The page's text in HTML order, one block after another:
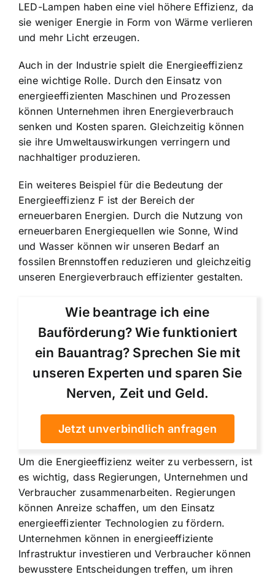
LED-Lampen haben eine viel höhere Effizienz, da
sie weniger Energie in Form von Wärme verlieren
und mehr Licht erzeugen.
Auch in der Industrie spielt die Energieeffizienz
eine wichtige Rolle. Durch den Einsatz von
energieeffizienten Maschinen und Prozessen
können Unternehmen ihren Energieverbrauch
senken und Kosten sparen. Gleichzeitig können
sie ihre Umweltauswirkungen verringern und
nachhaltiger produzieren.
Ein weiteres Beispiel für die Bedeutung der
Energieeffizienz F ist der Bereich der
erneuerbaren Energien. Durch die Nutzung von
erneuerbaren Energiequellen wie Sonne, Wind
und Wasser können wir unseren Bedarf an
fossilen Brennstoffen reduzieren und gleichzeitig
unseren Energieverbrauch effizienter gestalten.
Wie beantrage ich eine
Bauförderung? Wie funktioniert
ein Bauantrag? Sprechen Sie mit
unseren Experten und sparen Sie
Nerven, Zeit und Geld.
Jetzt unverbindlich anfragen
Um die Energieeffizienz weiter zu verbessern, ist
es wichtig, dass Regierungen, Unternehmen und
Verbraucher zusammenarbeiten. Regierungen
können Anreize schaffen, um den Einsatz
energieeffizienter Technologien zu fördern.
Unternehmen können in energieeffiziente
Infrastruktur investieren und Verbraucher können
bewusstere Entscheidungen treffen, um ihren